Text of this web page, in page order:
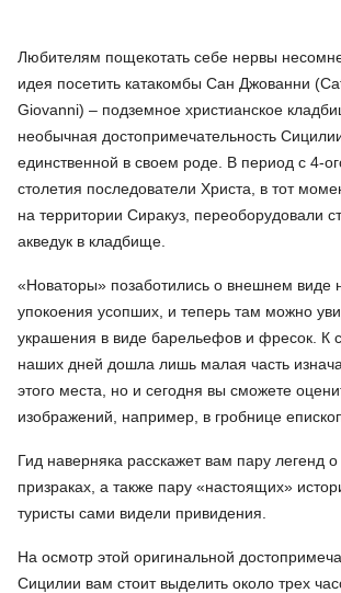
Любителям пощекотать себе нервы
идея посетить катакомбы Сан Джованни
Giovanni) – подземное христианское
необычная достопримечательность
единственной в своем роде. В период с 4-
столетия последователи Христа, в тот
на территории Сиракуз, переоборудовали
акведук в кладбище.
«Новаторы» позаботились о внешнем виде
упокоения усопших, и теперь там можно
украшения в виде барельефов и фресок. К
наших дней дошла лишь малая часть
этого места, но и сегодня вы сможете
изображений, например, в гробнице
Гид наверняка расскажет вам пару легенд
призраках, а также пару «настоящих»
туристы сами видели привидения.
На осмотр этой оригинальной
Сицилии вам стоит выделить около трех